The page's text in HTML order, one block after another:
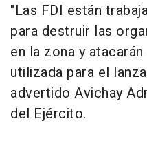
"Las FDI están
para destruir las
en la zona y
utilizada para el
advertido Avichay
del Ejército.